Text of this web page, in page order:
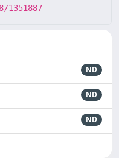
ND
ND
ND